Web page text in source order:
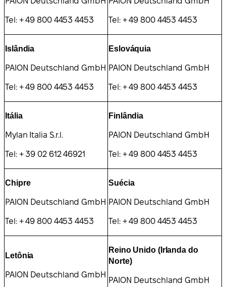
Tel: + 49 800 4453 4453 Tel: + 49 800 4453 4453
Islândia
PAION Deutschland GmbH
Tel: + 49 800 4453 4453
Eslováquia
PAION Deutschland GmbH
Tel: + 49 800 4453 4453
Itália
Mylan Italia S.r.l.
Tel: + 39 02 612 46921
Finlândia
PAION Deutschland GmbH
Tel: + 49 800 4453 4453
Chipre
PAION Deutschland GmbH
Tel: + 49 800 4453 4453
Suécia
PAION Deutschland GmbH
Tel: + 49 800 4453 4453
Letônia
PAION Deutschland GmbH
Reino Unido (Irlanda do
Norte)
PAION Deutschland GmbH